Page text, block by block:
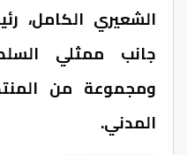
الشعيري الكامل،
جانب ممثلي
ومجموعة من
المدني.